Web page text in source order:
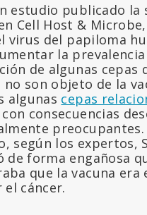
estudio publicado la
Cell Host &
virus del papiloma
la
de algunas cepas
no son objeto de la
algunas cepas
con consecuencias
preocupantes.
según los expertos,
de forma engañosa
que la vacuna era
cáncer.